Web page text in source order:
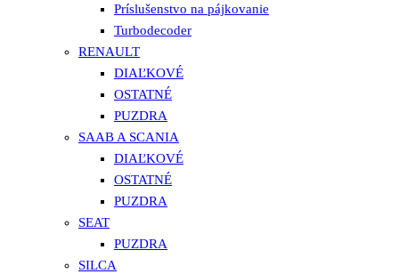
Príslušenstvo na pájkovanie
Turbodecoder
RENAULT
DIAĽKOVÉ
OSTATNÉ
PUZDRA
SAAB A SCANIA
DIAĽKOVÉ
OSTATNÉ
PUZDRA
SEAT
PUZDRA
SILCA